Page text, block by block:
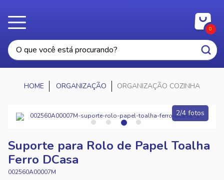
0
ORGANIZAÇÃO ORGANIZAÇÃO COZINHA
2/4 fotos
Suporte para Rolo de Papel Toalha
Ferro DCasa
002560A00007M